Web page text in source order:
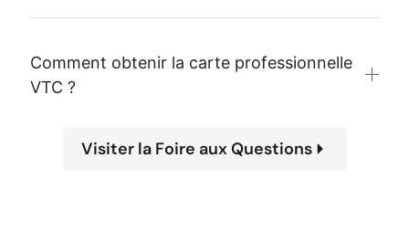
Comment obtenir la carte professionnelle
VTC ?
Visiter la Foire aux Questions